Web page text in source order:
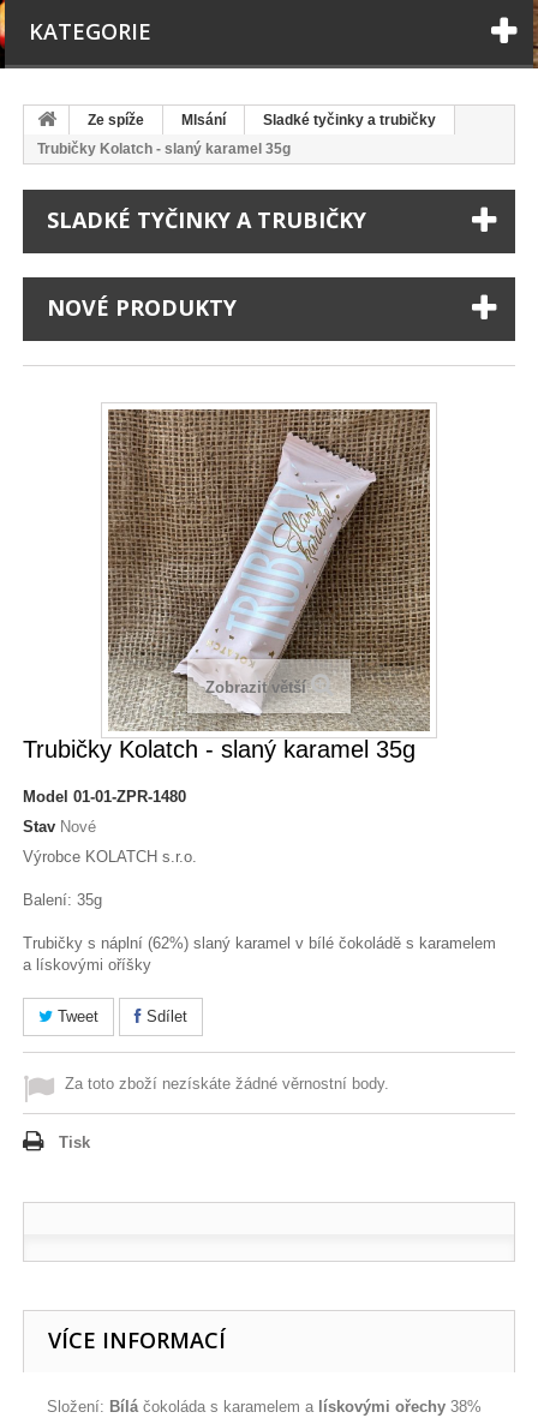
KATEGORIE
Ze spíže Mlsání
Sladké tyčinky a trubičky
Trubičky Kolatch - slaný karamel 35g
SLADKÉ TYČINKY A TRUBIČKY
NOVÉ PRODUKTY
Zobrazit větší
Trubičky Kolatch - slaný karamel 35g
Model 01-01-ZPR-1480
Stav Nové
Výrobce KOLATCH s.r.o.
Balení: 35g
Trubičky s náplní (62%) slaný karamel v bílé čokoládě s karamelem
a lískovými oříšky
Tweet Sdílet
Za toto zboží nezískáte žádné věrnostní body.
Tisk
VÍCE INFORMACÍ
Složení: Bíláčokoláda s karamelem a lískovými ořechy38%